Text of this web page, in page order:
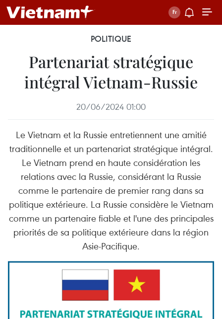
POLITIQUE
Partenariat stratégique
intégral Vietnam-Russie
20/06/2024 01:00
Le Vietnam et la Russie entretiennent une amitié
traditionnelle et un partenariat stratégique intégral.
Le Vietnam prend en haute considération les
relations avec la Russie, considérant la Russie
comme le partenaire de premier rang dans sa
politique extérieure. La Russie considère le Vietnam
comme un partenaire fiable et l'une des principales
priorités de sa politique extérieure dans la région
Asie-Pacifique.